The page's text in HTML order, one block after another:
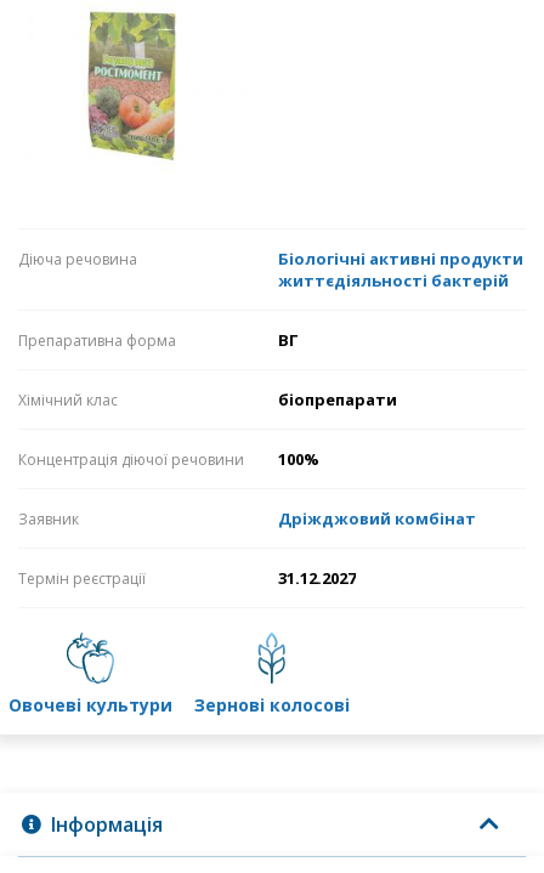
Діюча речовина
Біологічні активні продукти
життєдіяльності бактерій
Препаративна форма ВГ
Хімічний клас біопрепарати
Концентрація діючої речовини 100%
Заявник Дріжджовий комбінат
Термін реєстрації 31.12.2027
овочеві культури зернові колосові
Інформація